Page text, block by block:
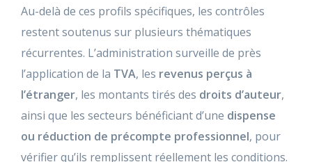
Au-delà de ces profils spécifiques, les contrôles
restent soutenus sur plusieurs thématiques
récurrentes. L’administration surveille de près
l’application de la TVA, les revenus perçus à
l’étranger, les montants tirés des droits d’auteur,
ainsi que les secteurs bénéficiant d’une dispense
ou réduction de précompte professionnel, pour
vérifier qu’ils remplissent réellement les conditions.